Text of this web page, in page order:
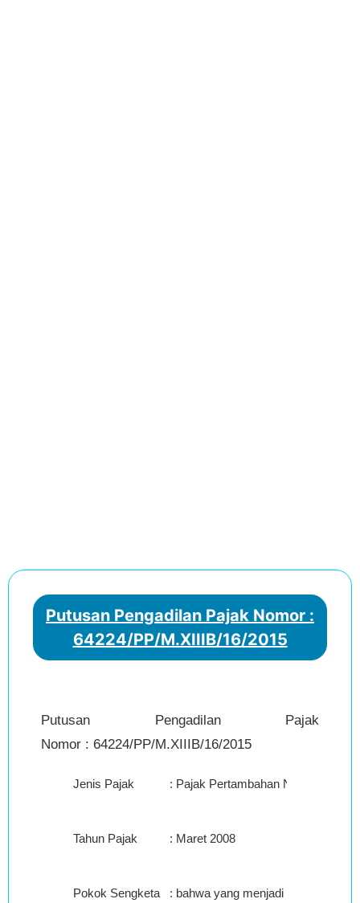
Putusan Pengadilan Pajak Nomor :
64224/PP/M.XIIIB/16/2015
Putusan Pengadilan Pajak
Nomor : 64224/PP/M.XIIIB/16/2015
Jenis Pajak : Pajak Pertambahan Nilai Barang
Tahun Pajak : Maret 2008
Pokok Sengketa : bahwa yang menjadi pokok